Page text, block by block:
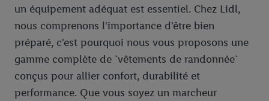
un équipement adéquat est essentiel. Chez Lidl,
nous comprenons l'importance d'être bien
préparé, c'est pourquoi nous vous proposons une
gamme complète de `vêtements de randonnée`
conçus pour allier confort, durabilité et
performance. Que vous soyez un marcheur